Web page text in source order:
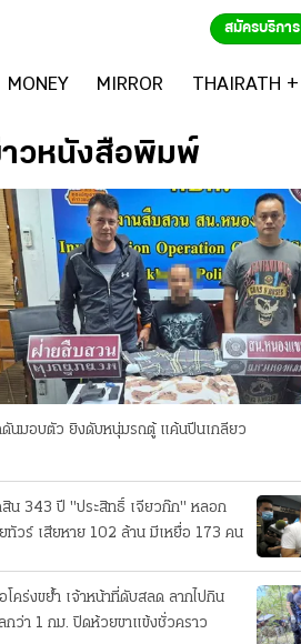
สมัครบริการ
MONEY MIRROR THAIRATH +
วหนังสือพิมพ์
นมอบตัว ยิงดับหนุ่มรถตู้ แค้นปีนเกลียว
น 343 ปี "ประสิทธิ์ เจียวก๊ก" หลอก
ทัวร์ เสียหาย 102 ล้าน มีเหยื่อ 173 คน
โคร่งขย้ำ เจ้าหน้าที่ดับสลด ลากไปกิน
กว่า 1 กม. ปิดห้วยขาแข้งชั่วคราว